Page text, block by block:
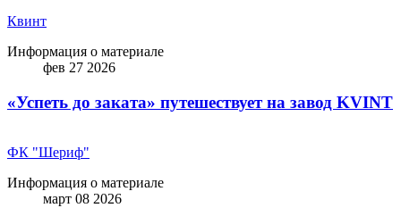
Квинт
Информация о материале
фев 27 2026
«Успеть до заката» путешествует на завод KVINT
ФК "Шериф"
Информация о материале
март 08 2026